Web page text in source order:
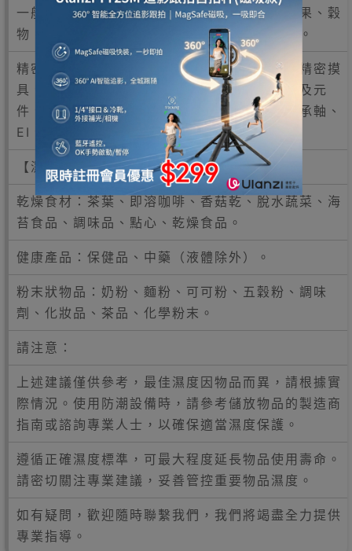
一般食品：零食、香料、含脂類穀物麥片、堅果、穀
物（乾糧）、果乾、麵粉、烘焙豆、寵物飼料。
精密電子：精密儀器、電子電器用品、量具、精密摸
具、偵測器、鎢絲、電容器、電池、光學鍍膜及元
件、晶體、光源、印刷電路板、充電器、精密承軸、
EI、光學鏡片。
【濕度20%RH-30%RH】
乾燥食材：茶葉、即溶咖啡、香菇乾、脫水蔬菜、海
苔食品、調味品、點心、乾燥食品。
健康產品：保健品、中藥（液體除外）。
粉末狀物品：奶粉、麵粉、可可粉、五穀粉、調味
劑、化妝品、茶品、化學粉末。
請注意：
上述建議僅供參考，最佳濕度因物品而異，請根據實
際情況。使用防潮設備時，請參考儲放物品的製造商
指南或諮詢專業人士，以確保適當濕度保護。
遵循正確濕度標準，可最大程度延長物品使用壽命。
請密切關注專業建議，妥善管控重要物品濕度。
如有疑問，歡迎隨時聯繫我們，我們將竭盡全力提供
專業指導。